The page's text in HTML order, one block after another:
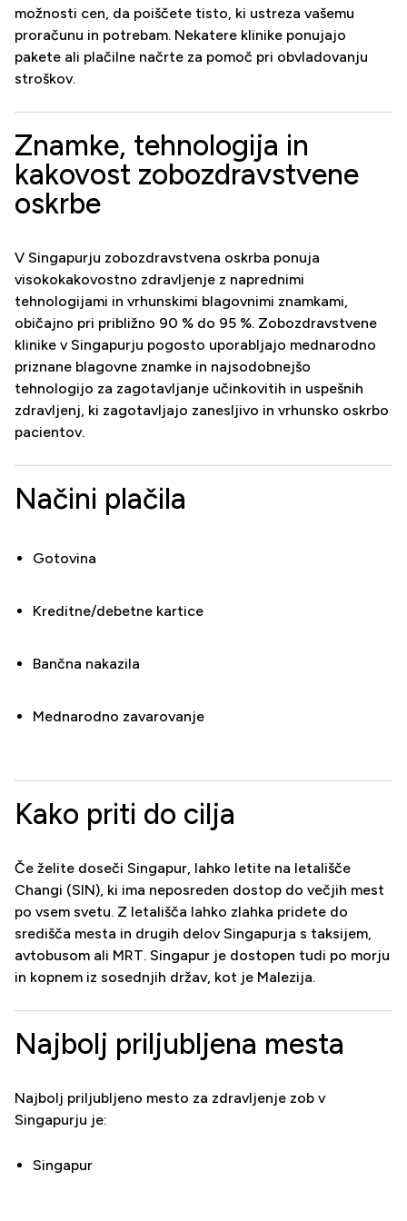
možnosti cen, da poiščete tisto, ki ustreza vašemu
proračunu in potrebam. Nekatere klinike ponujajo
pakete ali plačilne načrte za pomoč pri obvladovanju
stroškov.
Znamke, tehnologija in
kakovost zobozdravstvene
oskrbe
V Singapurju zobozdravstvena oskrba ponuja
visokokakovostno zdravljenje z naprednimi
tehnologijami in vrhunskimi blagovnimi znamkami,
običajno pri približno 90 % do 95 %. Zobozdravstvene
klinike v Singapurju pogosto uporabljajo mednarodno
priznane blagovne znamke in najsodobnejšo
tehnologijo za zagotavljanje učinkovitih in uspešnih
zdravljenj, ki zagotavljajo zanesljivo in vrhunsko oskrbo
pacientov.
Načini plačila
Gotovina
Kreditne/debetne kartice
Bančna nakazila
Mednarodno zavarovanje
Kako priti do cilja
Če želite doseči Singapur, lahko letite na letališče
Changi (SIN), ki ima neposreden dostop do večjih mest
po vsem svetu. Z letališča lahko zlahka pridete do
središča mesta in drugih delov Singapurja s taksijem,
avtobusom ali MRT. Singapur je dostopen tudi po morju
in kopnem iz sosednjih držav, kot je Malezija.
Najbolj priljubljena mesta
Najbolj priljubljeno mesto za zdravljenje zob v
Singapurju je:
Singapur